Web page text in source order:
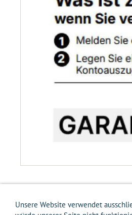
Impressum AGB Widerrufsbelehrung
Unsere Website verwendet